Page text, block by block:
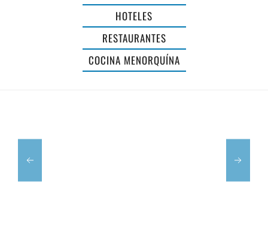
HOTELES
RESTAURANTES
COCINA MENORQUÍNA
LLUCASALDENT
GRAN
ADULTS